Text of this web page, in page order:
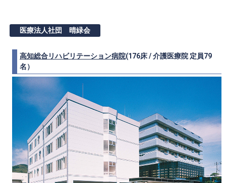
医療法人社団 晴緑会
高知総合リハビリテーション病院(176床 / 介護医療院 定員79
名）